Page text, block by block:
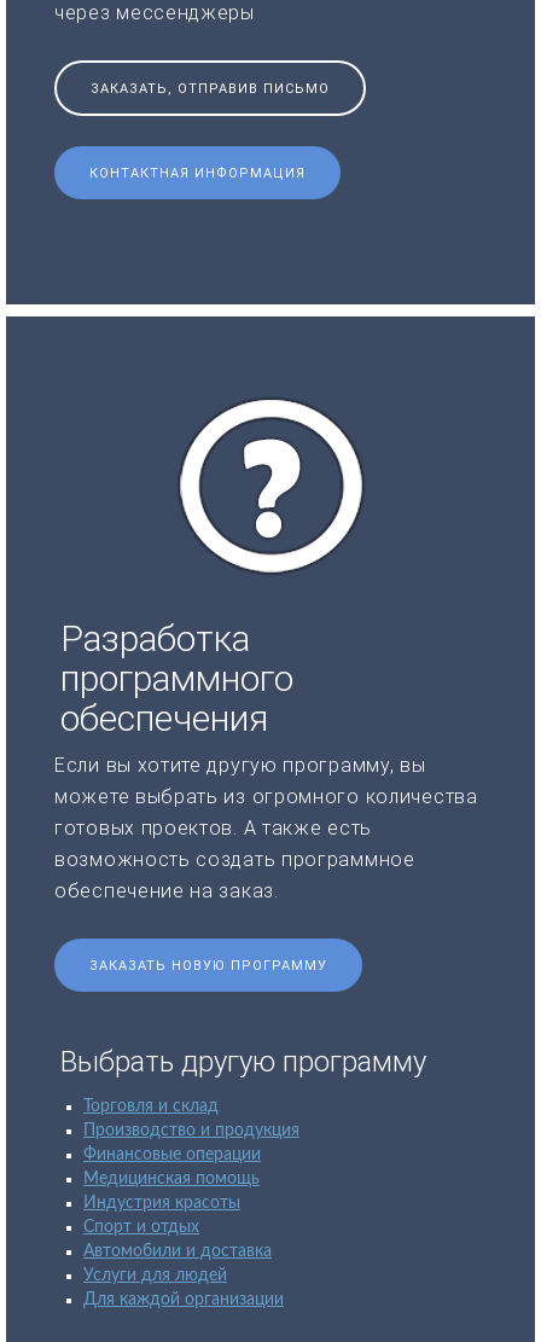
через мессенджеры
ЗАКАЗАТЬ, ОТПРАВИВ ПИСЬМО
КОНТАКТНАЯ ИНФОРМАЦИЯ
Разработка
программного
обеспечения
Если вы хотите другую программу, вы
можете выбрать из огромного количества
готовых проектов. А также есть
возможность создать программное
обеспечение на заказ.
ЗАКАЗАТЬ НОВУЮ ПРОГРАММУ
Выбрать другую программу
Торговля и склад
Производство и продукция
Финансовые операции
Медицинская помощь
Индустрия красоты
Спорт и отдых
Автомобили и доставка
Услуги для людей
Для каждой организации